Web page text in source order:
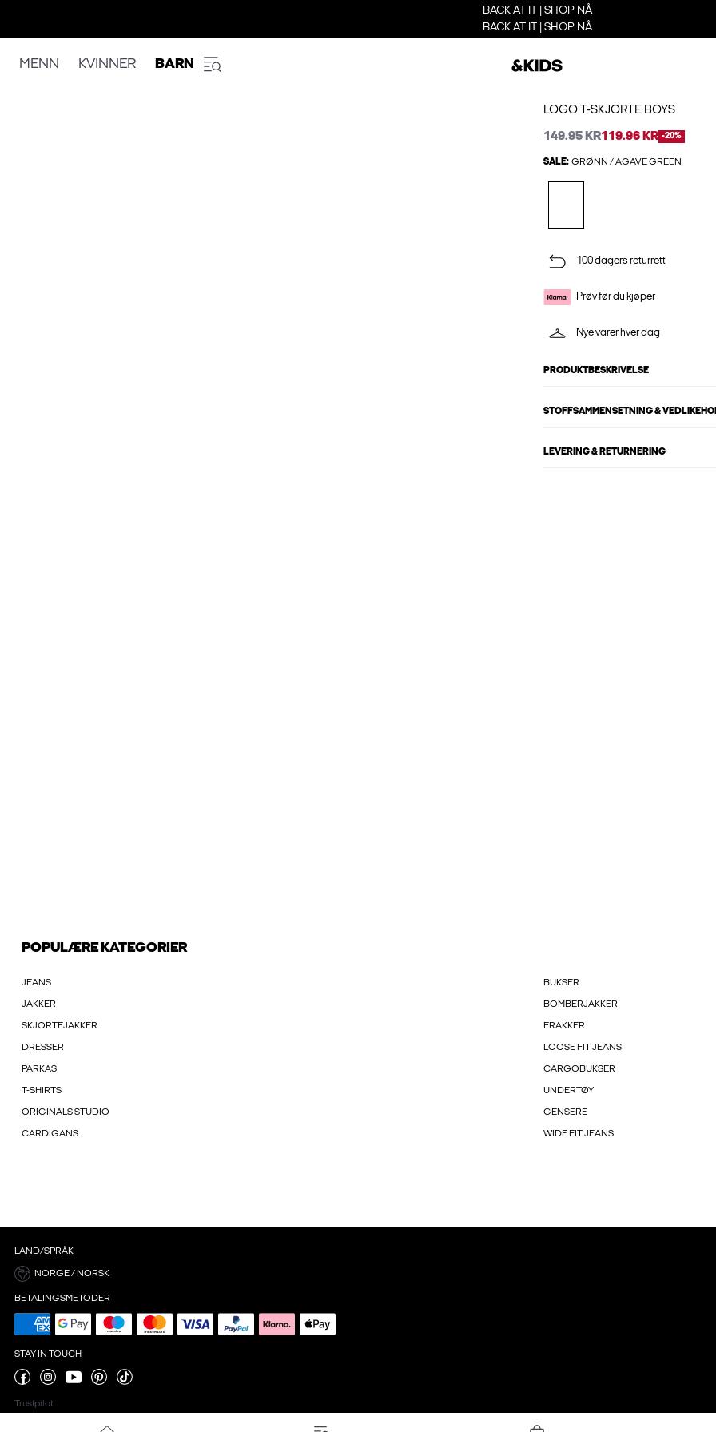
BACK AT IT | SHOP NÅ
BACK AT IT | SHOP NÅ
MENN KVINNER BARN
LOGO T-SKJORTE BOYS
149.95 KR119.96 KR -20%
SALE: GRØNN / AGAVE GREEN
100 dagers returrett
Prøv før du kjøper
Nye varer hver dag
PRODUKTBESKRIVELSE
STOFFSAMMENSETNING &
LEVERING & RETURNERING
POPULÆRE KATEGORIER
JEANS BUKSER
JAKKER BOMBERJAKKER
SKJORTEJAKKER FRAKKER
DRESSER LOOSE FIT JEANS
PARKAS CARGOBUKSER
T-SHIRTS UNDERTØY
ORIGINALS STUDIO GENSERE
CARDIGANS WIDE FIT JEANS
LAND/SPRÅK
NORGE / NORSK
BETALINGSMETODER
STAY IN TOUCH
Trustpilot